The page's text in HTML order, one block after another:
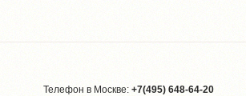
Телефон в Москве: +7(495) 648-64-20